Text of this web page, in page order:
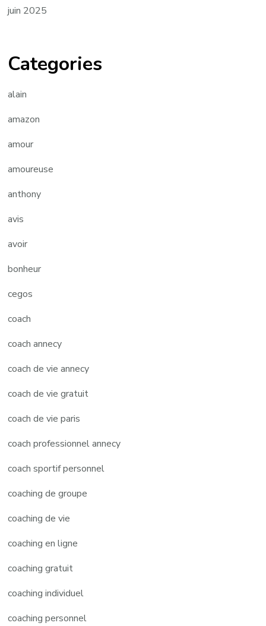
juin 2025
Categories
alain
amazon
amour
amoureuse
anthony
avis
avoir
bonheur
cegos
coach
coach annecy
coach de vie annecy
coach de vie gratuit
coach de vie paris
coach professionnel annecy
coach sportif personnel
coaching de groupe
coaching de vie
coaching en ligne
coaching gratuit
coaching individuel
coaching personnel